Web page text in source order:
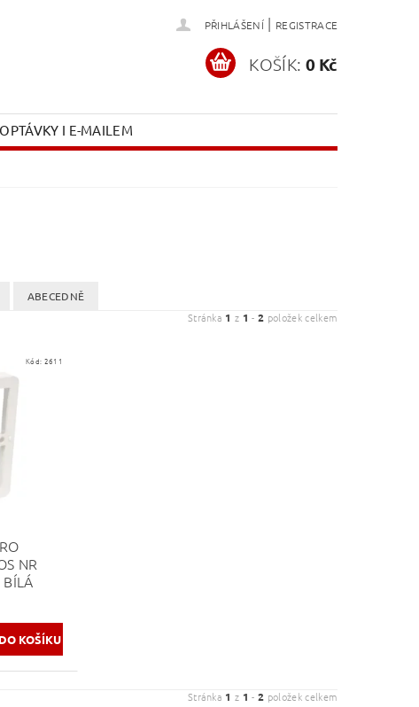
PŘIHLÁŠENÍ | REGISTRACE
KOŠÍK: 0 Kč
I E-MAILEM
ABECEDNĚ
Stránka 1 z 1 -2 položek celkem
Kód: 2611
NR
Stránka 1 z 1 -2 položek celkem